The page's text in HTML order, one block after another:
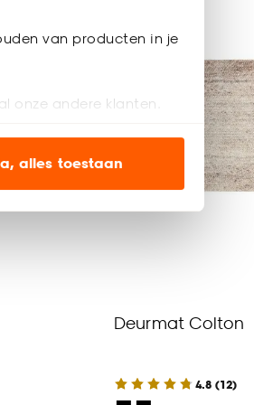
van producten in je
onze andere klanten.
om alleen de
alles toestaan
Deurmat Colton
4.8 (12)